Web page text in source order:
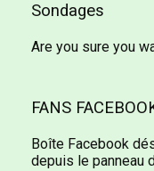
Sondages
Are you sure you
FANS
Boîte Facebook
depuis le panneau